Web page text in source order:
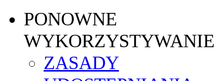
PONOWNE
WYKORZYSTYWANIE
ZASADY